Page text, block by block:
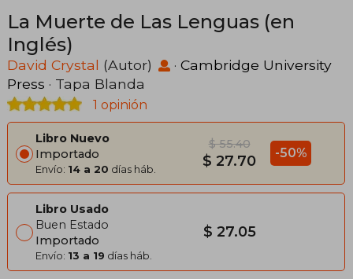
La Muerte de Las Lenguas (en
Inglés)
David Crystal (Autor) · Cambridge University
Press · Tapa Blanda
1 opinión
Libro Nuevo
Importado
Envío: 14 a 20 días háb.
$ 55.40
$ 27.70 -50%
Libro Usado
Buen Estado
Importado
Envío: 13 a 19 días háb.
$ 27.05